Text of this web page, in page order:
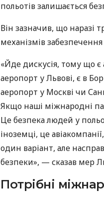
польотів залишається
Він зазначив, що наразі
механізмів
«Йде дискусія, тому що є
аеропорт у Львові, є в
аеропорт у Москві чи
Якщо наші міжнародні
Це безпека людей у
іноземці, це
один варіант, але
безпеки», — сказав мер
Потрібні